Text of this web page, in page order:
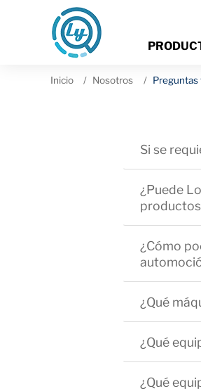
Inicio Nosotros
Si se
¿Puede
¿Cómo
¿Qué
¿Qué
¿Qué